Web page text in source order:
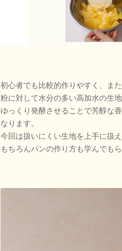
初心者でも比較的作りやすく、ま
粉に対して水分の多い高加水の生
ゆっくり発酵させることで芳醇な
なります。
今回は扱いにくい生地を上手に扱
もちろんパンの作り方も学んでもら